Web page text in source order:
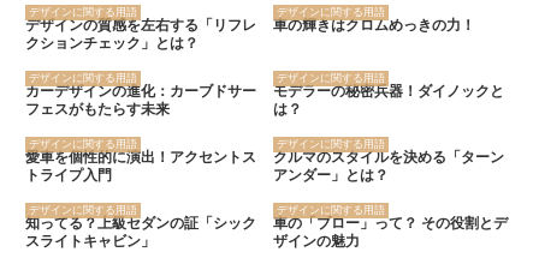
デザインに関する用語
デザインの質感を左右する「リフレ
クションチェック」とは？
デザインに関する用語
車の輝きはクロムめっきの力！
デザインに関する用語
カーデザインの進化：カーブドサー
フェスがもたらす未来
デザインに関する用語
モデラーの秘密兵器！ダイノックと
は？
デザインに関する用語
愛車を個性的に演出！アクセントス
トライプ入門
デザインに関する用語
クルマのスタイルを決める「ターン
アンダー」とは？
デザインに関する用語
知ってる？上級セダンの証「シック
スライトキャビン」
デザインに関する用語
車の「ブロー」って？ その役割とデ
ザインの魅力